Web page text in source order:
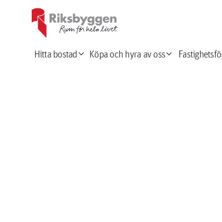
Hitta bostadexpand_more Köpa och hyra av ossexpand_more